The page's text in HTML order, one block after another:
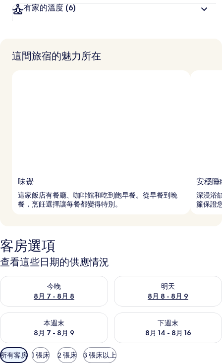
有家的溫度 (6)
這間旅宿的魅力所在
味覺
這家飯店有餐廳、咖啡館和吃到飽早餐。從早餐到晚
餐，烹飪選擇讓每餐都變得特別。
安穩睡
深浸浴
簾保證
客房選項
查看這些日期的供應情況
今晚
8月 7 - 8月 8
查看今晚 (8月 7 - 8月 8) 的供應情況
明天
8月 8 - 8月 9
查看明天 (8月 8 - 8月 9) 的供
本週末
8月 7 - 8月 9
查看本週末 (8月 7 - 8月 9) 的供應情況
下週末
8月 14 - 8月 16
查看下週末 (8月 14 - 8月 16)
可
所有客房 1 張床 2 張床 3 張床以上